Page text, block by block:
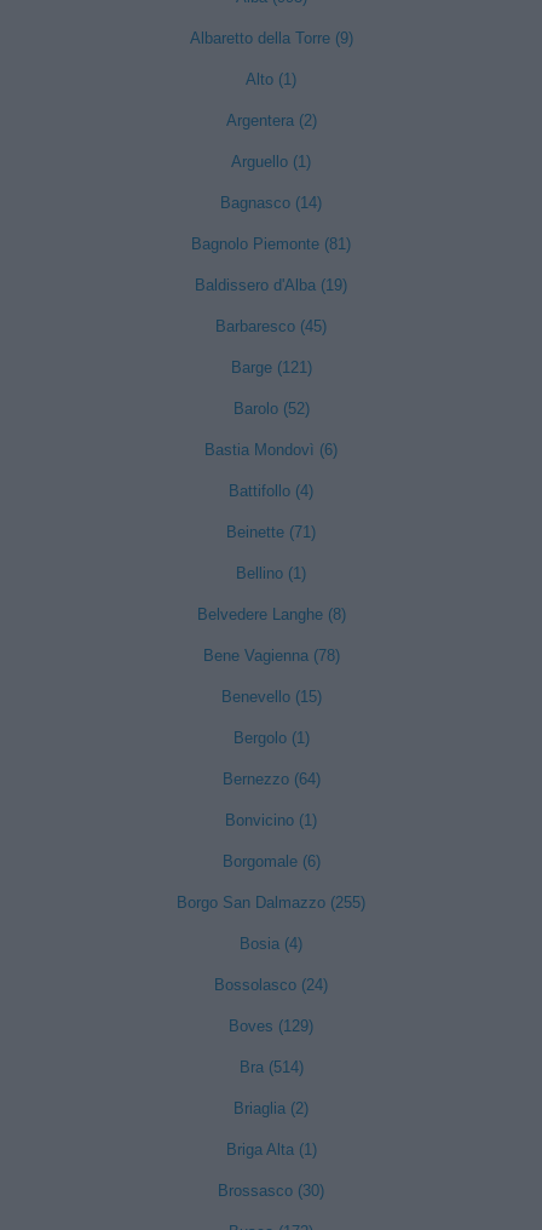
Albaretto della Torre (9)
Alto (1)
Argentera (2)
Arguello (1)
Bagnasco (14)
Bagnolo Piemonte (81)
Baldissero d'Alba (19)
Barbaresco (45)
Barge (121)
Barolo (52)
Bastia Mondovì (6)
Battifollo (4)
Beinette (71)
Bellino (1)
Belvedere Langhe (8)
Bene Vagienna (78)
Benevello (15)
Bergolo (1)
Bernezzo (64)
Bonvicino (1)
Borgomale (6)
Borgo San Dalmazzo (255)
Bosia (4)
Bossolasco (24)
Boves (129)
Bra (514)
Briaglia (2)
Briga Alta (1)
Brossasco (30)